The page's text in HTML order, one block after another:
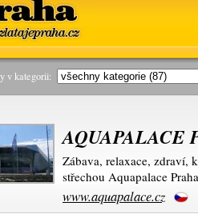
v kategorii:
AQUAPALACE
Zábava, relaxace, zdraví,
střechou Aquapalace
www.aquapalace.cz